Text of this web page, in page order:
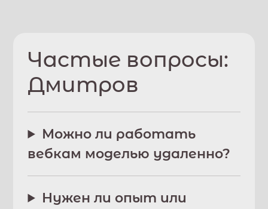
Частые вопросы:
Дмитров
Можно ли работать
вебкам моделью удаленно?
Нужен ли опыт или